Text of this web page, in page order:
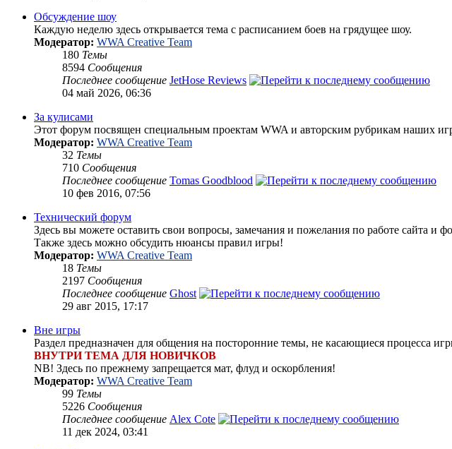
Обсуждение шоу
Каждую неделю здесь открывается тема с расписанием боев на грядущее шоу.
Модератор: WWA Creative Team
180 Темы
8594 Сообщения
Последнее сообщение JetHose Reviews
04 май 2026, 06:36
За кулисами
Этот форум посвящен специальным проектам WWA и авторским рубрикам наших
Модератор: WWA Creative Team
32 Темы
710 Сообщения
Последнее сообщение Tomas Goodblood
10 фев 2016, 07:56
Технический форум
Здесь вы можете оставить свои вопросы, замечания и пожелания по работе сайта и
Также здесь можно обсудить нюансы правил игры!
Модератор: WWA Creative Team
18 Темы
2197 Сообщения
Последнее сообщение Ghost
29 авг 2015, 17:17
Вне игры
Раздел предназначен для общения на посторонние темы, не касающиеся процесса
ВНУТРИ ТЕМА ДЛЯ НОВИЧКОВ
NB! Здесь по прежнему запрещается мат, флуд и оскорбления!
Модератор: WWA Creative Team
99 Темы
5226 Сообщения
Последнее сообщение Alex Cote
11 дек 2024, 03:41